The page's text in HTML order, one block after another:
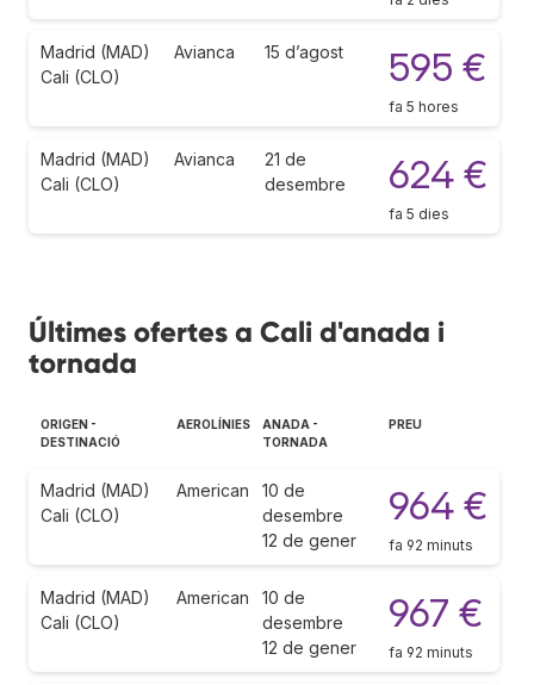
Madrid (MAD)
Cali (CLO)
Avianca 15 d’agost 595 €
fa 5 hores
Madrid (MAD)
Cali (CLO)
Avianca
21 de
desembre
624 €
fa 5 dies
Últimes ofertes a Cali d'anada i
tornada
ORIGEN -
DESTINACIÓ
AEROLÍNIES
ANADA -
TORNADA
PREU
Madrid (MAD)
Cali (CLO)
American
10 de
desembre
12 de gener
964 €
fa 92 minuts
Madrid (MAD)
Cali (CLO)
American
10 de
desembre
12 de gener
967 €
fa 92 minuts